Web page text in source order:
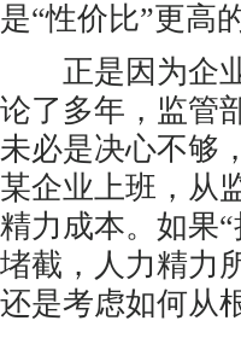
是“性价比”更高
正是因为企业
论了多年，监管
未必是决心不够
某企业上班，从
精力成本。如果
堵截，人力精力
还是考虑如何从